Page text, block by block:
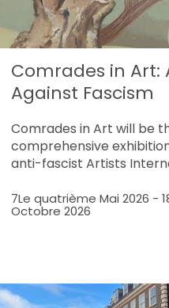
Comrades in Art:
Against Fascism
Comrades in Art will be
comprehensive
anti-fascist Artists
7Le quatrième Mai 2026 -
Octobre 2026